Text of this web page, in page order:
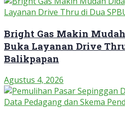
Bright Gas Makin
Buka Layanan Drive
Balikpapan
Agustus 4, 2026